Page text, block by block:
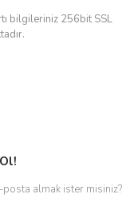
bilgileriniz 256bit SSL
posta almak ister misiniz?